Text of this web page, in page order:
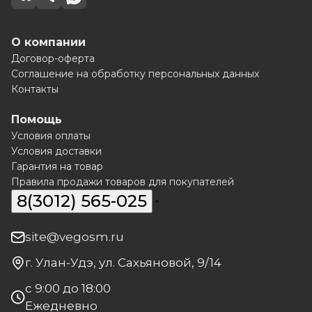
О компании
Договор-оферта
Соглашение на обработку персональных данных
Контакты
Помощь
Условия оплаты
Условия доставки
Гарантия на товар
Правила продажи товаров для покупателей
8(3012) 565-025
site@vegosm.ru
г. Улан-Удэ, ул. Сахьяновой, 9/14
с 9:00 до 18:00
Ежедневно